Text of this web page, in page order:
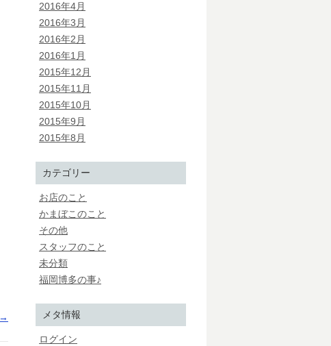
→
2016年4月
2016年3月
2016年2月
2016年1月
2015年12月
2015年11月
2015年10月
2015年9月
2015年8月
カテゴリー
お店のこと
かまぼこのこと
その他
スタッフのこと
未分類
福岡博多の事♪
メタ情報
ログイン